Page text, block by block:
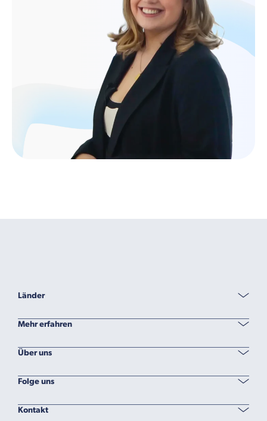
Länder
Mehr erfahren
Über uns
Folge uns
Kontakt